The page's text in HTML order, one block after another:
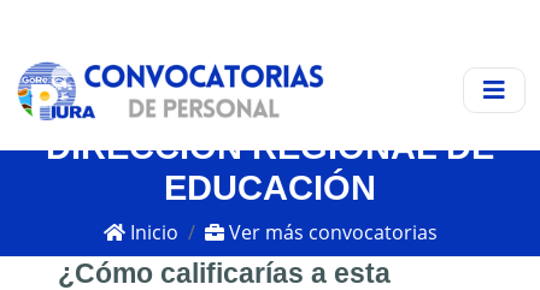
DIRECCIÓN REGIONAL DE
EDUCACIÓN
Inicio Ver más convocatorias
¿Cómo calificarías a esta